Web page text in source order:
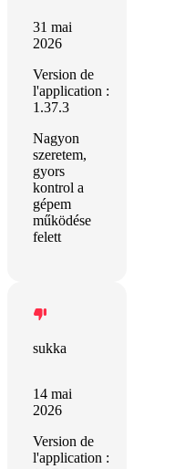
31 mai
2026
Version de
l'application :
1.37.3
Nagyon
szeretem,
gyors
kontrol a
gépem
működése
felett
sukka
14 mai
2026
Version de
l'application :